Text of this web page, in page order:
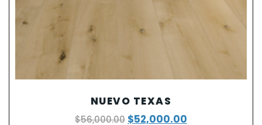
NUEVO TEXAS
$56,000.00 $52,000.00